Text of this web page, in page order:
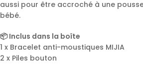
aussi pour être accroché à une
bébé.
📦 Inclus dans la boîte
1 x Bracelet anti-moustiques MIJIA
2 x Piles bouton